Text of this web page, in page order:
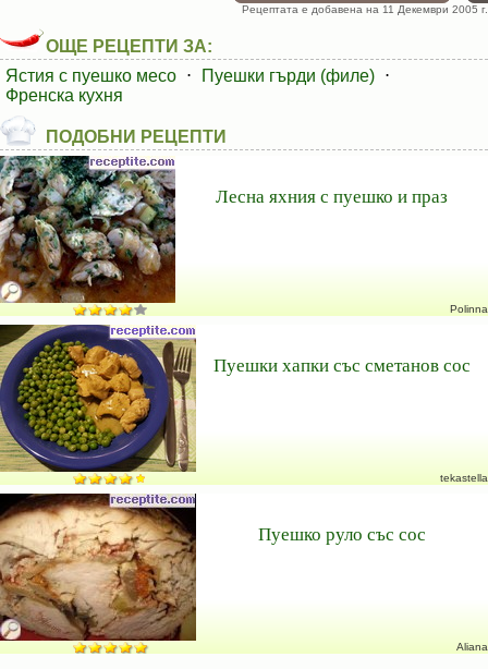
Рецептата е добавена на 11 Декември 2005 г.
ОЩЕ РЕЦЕПТИ ЗА:
Ястия с пуешко месо ⋅ Пуешки гърди (филе) ⋅
Френска кухня
ПОДОБНИ РЕЦЕПТИ
Лесна яхния с пуешко и праз
Polinna
Пуешки хапки със сметанов сос
tekastella
Пуешко руло със сос
Aliana